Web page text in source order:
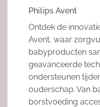
Philips Avent
Ontdek de
Avent, waar
babyproducten
geavanceerde
ondersteunen
ouderschap. Van
borstvoeding